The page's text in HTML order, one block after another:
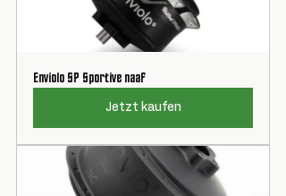
Enviolo SP Sportive naaf
Jetzt kaufen